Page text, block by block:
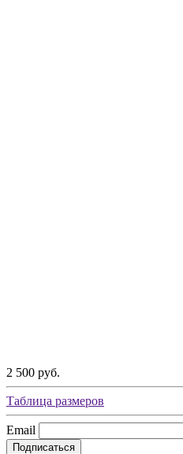
2 500 руб.
Таблица размеров
Email
Подписаться